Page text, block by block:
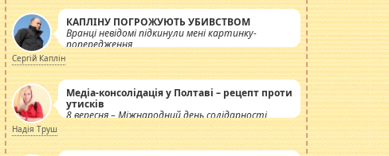
КАПЛІНУ ПОГРОЖУЮТЬ УБИВСТВОМ
Вранці невідомі підкинули мені картинку-
попередження
Сергій Каплін
Медіа-консолідація у Полтаві – рецепт проти
утисків
8 вересня – Міжнародний день солідарності
журналістів.
Надія Труш